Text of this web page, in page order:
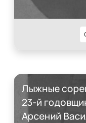
Лыжные
23-й
Арсений